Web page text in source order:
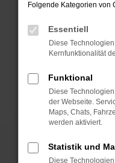
Prüfe deine
können das
verhindern.
anderen
Fenster?
Starte dein
Das kann
Probleme zu
Folgende Kategorien von
Essentiell
Diese
Kernfunktionalität
Funktional
Diese
der Webseite.
Maps, Chats,
werden aktiviert.
Statistik und
Diese